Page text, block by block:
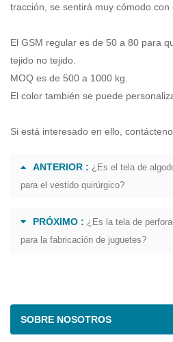
tracción, se sentirá muy cómodo con
El GSM regular es de 50 a 80 para
tejido no tejido.
MOQ es de 500 a 1000 kg.
El color también se puede
Si está interesado en ello,
ANTERIOR : ¿Es el tela de
para el vestido quirúrgico?
PRÓXIMO : ¿Es la tela de
para la fabricación de juguetes?
SOBRE NOSOTROS